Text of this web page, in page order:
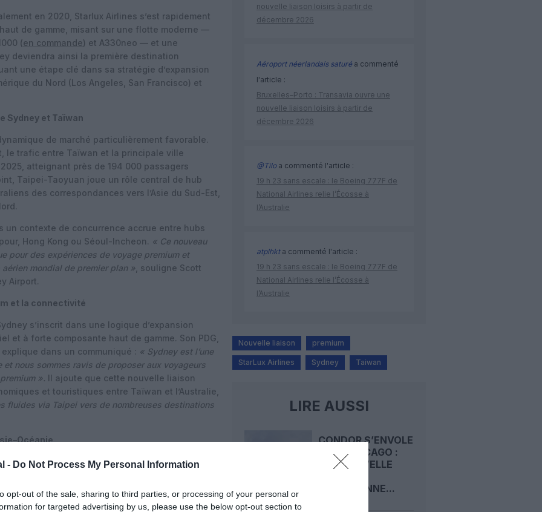
- Do Not Process My Personal Information
opt-out of the sale, sharing to third parties, or processing of your personal or
for targeted advertising by us, please use the below opt-out section to
en 2020, Starlux Airlines s’est rapidement
de gamme, misant sur une flotte moderne —
(en commande) et A330neo — et une
deviendra ainsi la première destination
une étape clé dans sa stratégie d’expansion
du Nord (Los Angeles, San Francisco) et
Sydney et Taïwan
de marché particulièrement favorable.
le trafic entre Taïwan et la principale ville
atteignant près de 194 000 passagers
Taipei-Taoyuan joue un rôle central de hub
des correspondances vers l’Asie du Sud-Est,
un contexte de concurrence accrue entre hubs
Hong Kong ou Séoul-Incheon. « Ce nouveau
pour des expériences de voyage premium et
mondial de premier plan » , souligne Scott
Airport.
et la connectivité
s’inscrit dans une logique d’expansion
et à forte composante haut de gamme. Son PDG,
dans un communiqué : « Sydney est l’une
et nous sommes ravis de proposer aux voyageurs
». Il ajoute que cette nouvelle liaison
et touristiques entre Taïwan et l’Australie,
fluides via Taipei vers de nombreuses destinations
intervient dans un contexte de reprise et de
pandémie. La route entre l’Australie et l’Asie
acteurs majeurs, dont China Airlines, EVA Air,
via hub.
nouvelle liaison loisirs à partir de
décembre 2026
Aéroport néerlandais saturéa commenté
l'article :
Bruxelles–Porto : Transavia ouvre une
nouvelle liaison loisirs à partir de
décembre 2026
@Tiloa commenté l'article :
19 h 23 sans escale : le Boeing 777F de
National Airlines relie l’Écosse à
l’Australie
atplhkta commenté l'article :
19 h 23 sans escale : le Boeing 777F de
National Airlines relie l’Écosse à
l’Australie
Nouvelle liaison premium
StarLux Airlines Sydney Taiwan
LIRE AUSSI
CONDOR S’ENVOLE
VERS CHICAGO :
UNE NOUVELLE
QUOTIDIENNE...